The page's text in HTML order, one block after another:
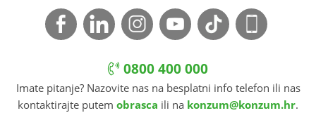
0800 400 000
Imate pitanje? Nazovite nas na besplatni info telefon ili nas
kontaktirajte putem obrasca ili na konzum@konzum.hr.